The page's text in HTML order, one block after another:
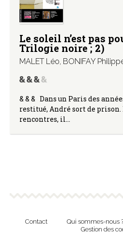
Le soleil n’est pas
Trilogie noire ; 2)
MALET Léo, BONIFAY
& & & Dans un Paris des
restitué, André sort de prison.
rencontres, il…
Contact Qui sommes-nous
Gestion des